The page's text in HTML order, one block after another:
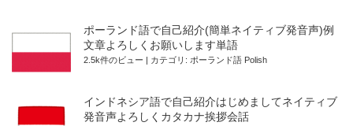
ポーランド語で自己紹介(簡単ネイティブ発音声)例
文章よろしくお願いします単語
2.5k件のビュー カテゴリ: ポーランド語 Polish
インドネシア語で自己紹介はじめましてネイティブ
発音声よろしくカタカナ挨拶会話